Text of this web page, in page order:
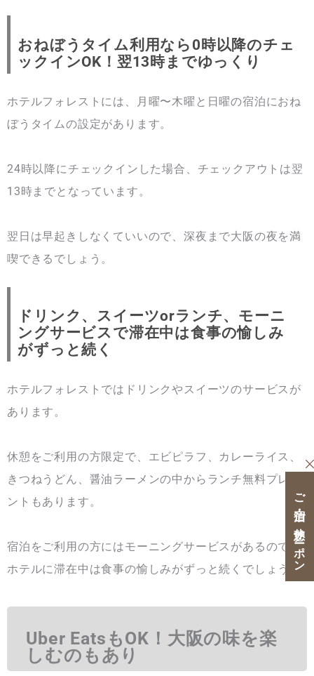
おねぼうタイム利用なら0時以降のチェ
ックインOK！翌13時までゆっくり
ホテルフォレストには、月曜〜木曜と日曜の宿泊におね
ぼうタイムの設定があります。
24時以降にチェックインした場合、チェックアウトは翌
13時までとなっています。
翌日は早起きしなくていいので、深夜まで大阪の夜を満
喫できるでしょう。
ドリンク、スイーツorランチ、モーニ
ングサービスで滞在中は食事の愉しみ
がずっと続く
ホテルフォレストではドリンクやスイーツのサービスが
あります。
休憩をご利用の方限定で、エビピラフ、カレーライス、
きつねうどん、醤油ラーメンの中からランチ無料プレゼ
ントもあります。
宿泊をご利用の方にはモーニングサービスがあるので、
ホテルに滞在中は食事の愉しみがずっと続くでしょう。
Uber Eats もOK！大阪の味を楽
しむのもあり
ご宿泊・ご休憩クーポン